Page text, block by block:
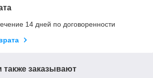
14 дней по договоренности
заказывают